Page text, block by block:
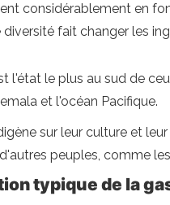
considérablement en
fait changer les
l'état le plus au sud de
et l'océan Pacifique.
sur leur culture et
peuples, comme
typique de la